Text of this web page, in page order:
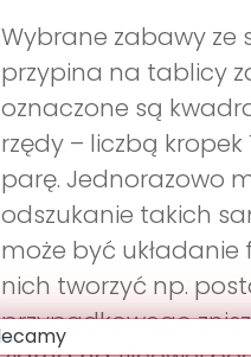
Wybrane zabawy ze
przypina na tablicy
oznaczone są
rzędy – liczbą
parę. Jednorazowo
odszukanie takich
może być
nich tworzyć np.
przypadkowego